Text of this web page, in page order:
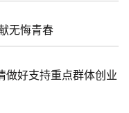
无悔青春
做好支持重点群体创业